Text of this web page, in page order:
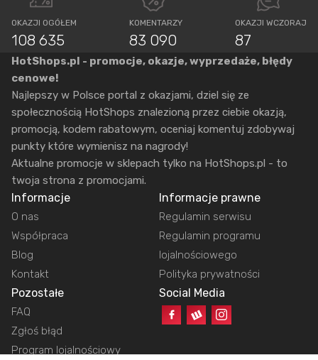
OKAZJI OGÓŁEM
108 635
KOMENTARZY
83 090
OKAZJI WCZORAJ
87
HotShops.pl - promocje, okazje, wyprzedaże, błędy
cenowe!
Najlepszy w Polsce portal z okazjami, dziel się ze
społecznością HotShops znalezioną przez ciebie okazją,
promocją, kodem rabatowym, oceniaj komentuj zdobywaj
punkty które wymienisz na nagrody!
Aktualne promocje w sklepach tylko na HotShops.pl - to
twoja strona z promocjami.
Informacje
O nas
Współpraca
Blog
Kontakt
Informacje prawne
Regulamin serwisu
Regulamin programu
lojalnościowego
Polityka prywatności
Pozostałe
FAQ
Zgłoś błąd
Program lojalnościowy
Social Media